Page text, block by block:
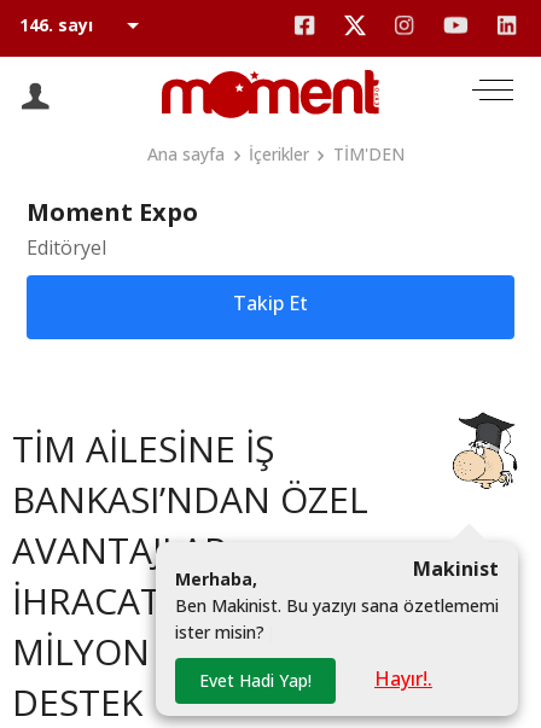
Ana sayfa İçerikler TİM'DEN
Moment Expo
Editöryel
Takip Et
TİM AİLESİNE İŞ
BANKASI’NDAN ÖZEL
AVANTAJLAR
İHRACATÇILARA 500
MİLYON DOLARLIK
DESTEK
Makinist
Merhaba,
Ben Makinist. Bu yazıyı sana özetlememi
ister misin?
Evet Hadi Yap! Hayır!.